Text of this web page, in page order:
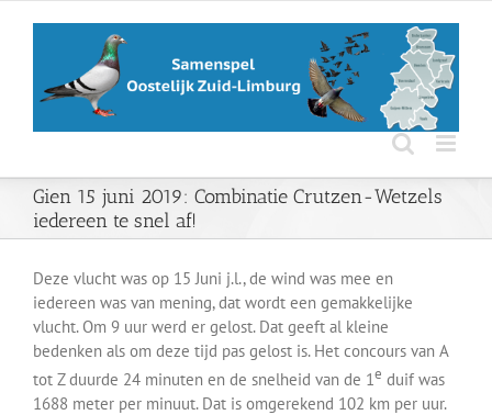
Gien 15 juni 2019: Combinatie Crutzen-Wetzels
iedereen te snel af!
Deze vlucht was op 15 Juni j.l., de wind was mee en
iedereen was van mening, dat wordt een gemakkelijke
vlucht. Om 9 uur werd er gelost. Dat geeft al kleine
bedenken als om deze tijd pas gelost is. Het concours van A
tot Z duurde 24 minuten en de snelheid van de 1e duif was
1688 meter per minuut. Dat is omgerekend 102 km per uur.